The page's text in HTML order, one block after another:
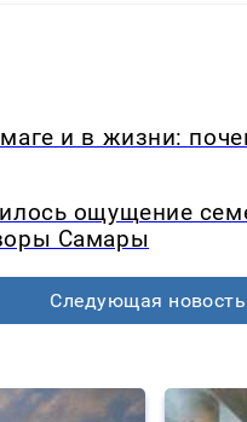
и в жизни:
ощущение
Самары
Следующая новость